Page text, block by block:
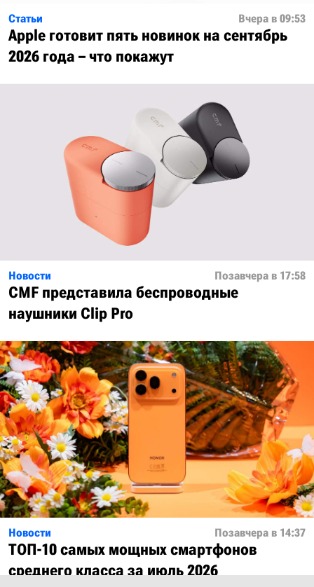
Статьи Вчера в 09:53
Apple готовит пять новинок на сентябрь
2026 года – что покажут
Новости Позавчера в 17:58
CMF представила беспроводные
наушники Clip Pro
Новости Позавчера в 14:37
ТОП-10 самых мощных смартфонов
среднего класса за июль 2026